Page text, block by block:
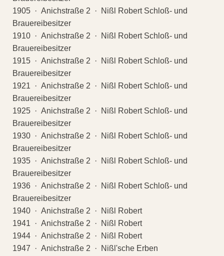
1905 · Anichstraße 2 · Nißl Robert Schloß- und
Brauereibesitzer
1910 · Anichstraße 2 · Nißl Robert Schloß- und
Brauereibesitzer
1915 · Anichstraße 2 · Nißl Robert Schloß- und
Brauereibesitzer
1921 · Anichstraße 2 · Nißl Robert Schloß- und
Brauereibesitzer
1925 · Anichstraße 2 · Nißl Robert Schloß- und
Brauereibesitzer
1930 · Anichstraße 2 · Nißl Robert Schloß- und
Brauereibesitzer
1935 · Anichstraße 2 · Nißl Robert Schloß- und
Brauereibesitzer
1936 · Anichstraße 2 · Nißl Robert Schloß- und
Brauereibesitzer
1940 · Anichstraße 2 · Nißl Robert
1941 · Anichstraße 2 · Nißl Robert
1944 · Anichstraße 2 · Nißl Robert
1947 · Anichstraße 2 · Nißl'sche Erben